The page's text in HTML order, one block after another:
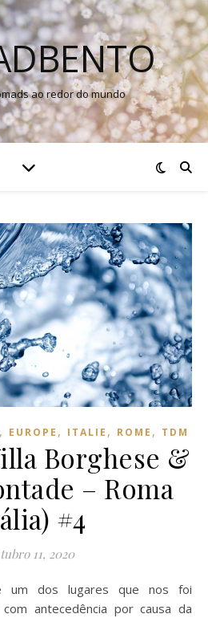
ao redor do mundo
, EUROPE , ITALIE , ROME , TDM
Borghese &
– Roma
#4
11, 2020
antecedência por causa da